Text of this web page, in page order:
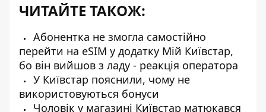
ЧИТАЙТЕ ТАКОЖ:
Абонентка не змогла самостійно
перейти на eSIM у додатку Мій Київстар,
бо він вийшов з ладу - реакція оператора
У Київстар пояснили, чому не
використовуються бонуси
Чоловік у магазині Київстар матюкався